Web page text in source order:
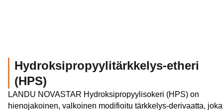
Hydroksipropyylitärkkelys-etheri
(HPS)
LANDU NOVASTAR Hydroksipropyylisokeri (HPS) on
hienojakoinen, valkoinen modifioitu tärkkelys-derivaatta, joka